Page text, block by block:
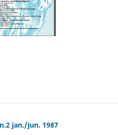
jan./jun. 1987